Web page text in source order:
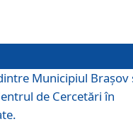
Municipiul Brașov
de Cercetări în